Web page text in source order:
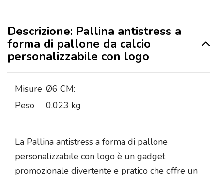
Descrizione: Pallina antistress a
forma di pallone da calcio
personalizzabile con logo
Misure Ø6 CM:
Peso
0,023 kg
La Pallina antistress a forma di pallone
personalizzabile con logo è un gadget
promozionale divertente e pratico che offre un